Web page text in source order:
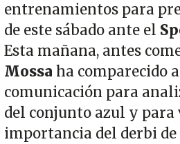
entrenamientos para
de este sábado ante el
Esta mañana, antes
Mossa ha comparecido
comunicación para
del conjunto azul y
importancia del derbi de